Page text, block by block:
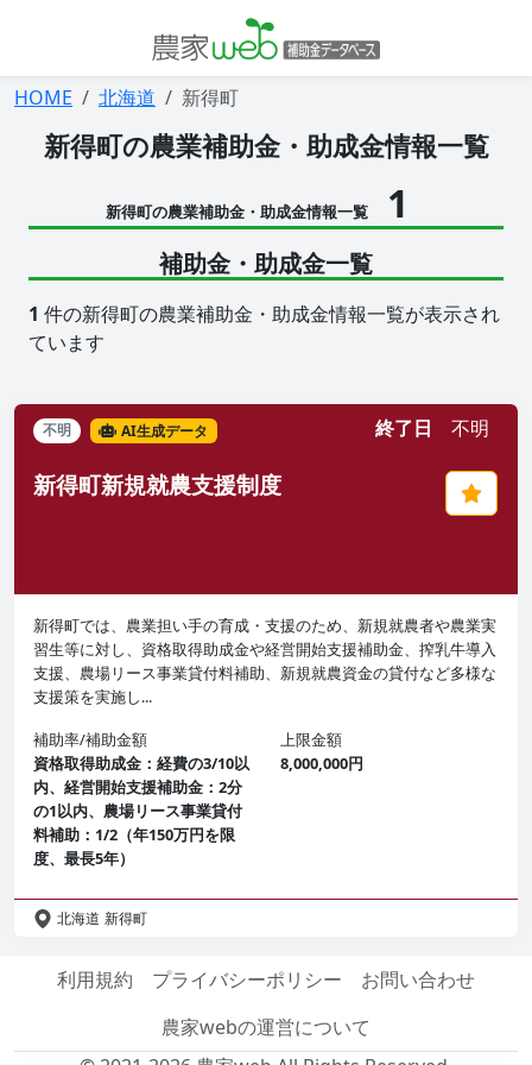
HOME 北海道 新得町
新得町の農業補助金・助成金情報一覧
新得町の農業補助金・助成金情報一覧 1
補助金・助成金一覧
1 件の新得町の農業補助金・助成金情報一覧が表示され
ています
不明 AI生成データ 終了日 不明
新得町新規就農支援制度
新得町では、農業担い手の育成・支援のため、新規就農者や農業実
習生等に対し、資格取得助成金や経営開始支援補助金、搾乳牛導入
支援、農場リース事業貸付料補助、新規就農資金の貸付など多様な
支援策を実施し...
補助率/補助金額
資格取得助成金：経費の3/10以
内、経営開始支援補助金：2分
の1以内、農場リース事業貸付
料補助：1/2（年150万円を限
度、最長5年）
上限金額
8,000,000円
北海道 新得町
利用規約 プライバシーポリシー
お問い合わせ
農家webの運営について